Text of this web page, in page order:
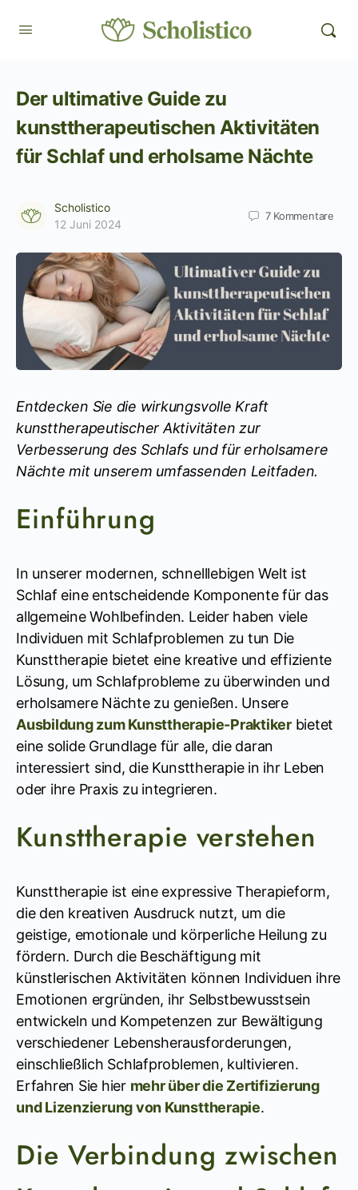
Der ultimative Guide zu
kunsttherapeutischen Aktivitäten
für Schlaf und erholsame Nächte
Scholistico
12 Juni 2024
7 Kommentare
Entdecken Sie die wirkungsvolle Kraft
kunsttherapeutischer Aktivitäten zur
Verbesserung des Schlafs und für erholsamere
Nächte mit unserem umfassenden Leitfaden.
Einführung
In unserer modernen, schnelllebigen Welt ist
Schlaf eine entscheidende Komponente für das
allgemeine Wohlbefinden. Leider haben viele
Individuen mit Schlafproblemen zu tun Die
Kunsttherapie bietet eine kreative und effiziente
Lösung, um Schlafprobleme zu überwinden und
erholsamere Nächte zu genießen. Unsere
Ausbildung zum Kunsttherapie-Praktikerbietet
eine solide Grundlage für alle, die daran
interessiert sind, die Kunsttherapie in ihr Leben
oder ihre Praxis zu integrieren.
Kunsttherapie verstehen
Kunsttherapie ist eine expressive Therapieform,
die den kreativen Ausdruck nutzt, um die
geistige, emotionale und körperliche Heilung zu
fördern. Durch die Beschäftigung mit
künstlerischen Aktivitäten können Individuen ihre
Emotionen ergründen, ihr Selbstbewusstsein
entwickeln und Kompetenzen zur Bewältigung
verschiedener Lebensherausforderungen,
einschließlich Schlafproblemen, kultivieren.
Erfahren Sie hier mehr über die Zertifizierung
und Lizenzierung von Kunsttherapie.
Die Verbindung zwischen